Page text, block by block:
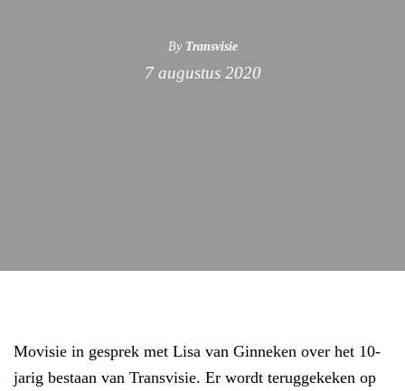
By Transvisie
7 augustus 2020
Movisie in gesprek met Lisa van Ginneken over het 10-
jarig bestaan van Transvisie. Er wordt teruggekeken op